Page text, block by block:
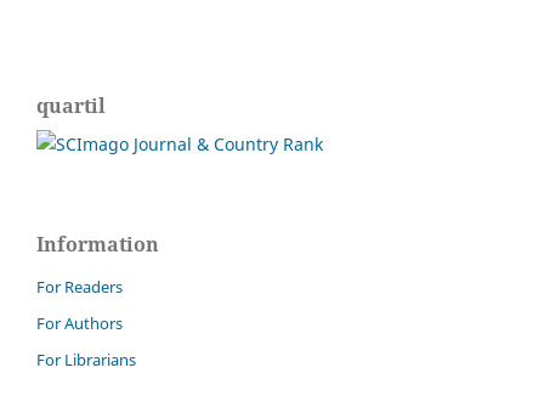
quartil
Information
For Readers
For Authors
For Librarians